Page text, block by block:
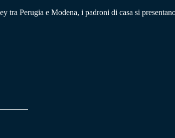
tra Perugia e Modena, i padroni di casa si